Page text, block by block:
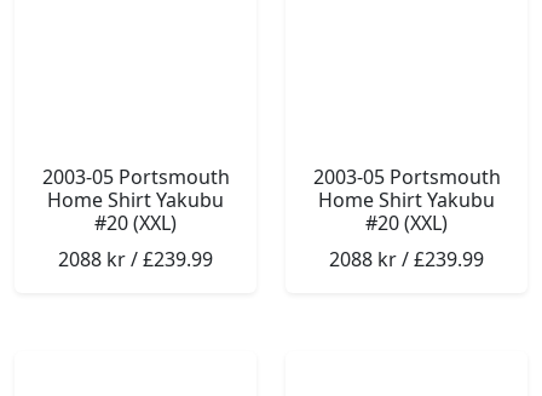
2003-05 Portsmouth
Home Shirt Yakubu
#20 (XXL)
2088 kr / £239.99
2003-05 Portsmouth
Home Shirt Yakubu
#20 (XXL)
2088 kr / £239.99